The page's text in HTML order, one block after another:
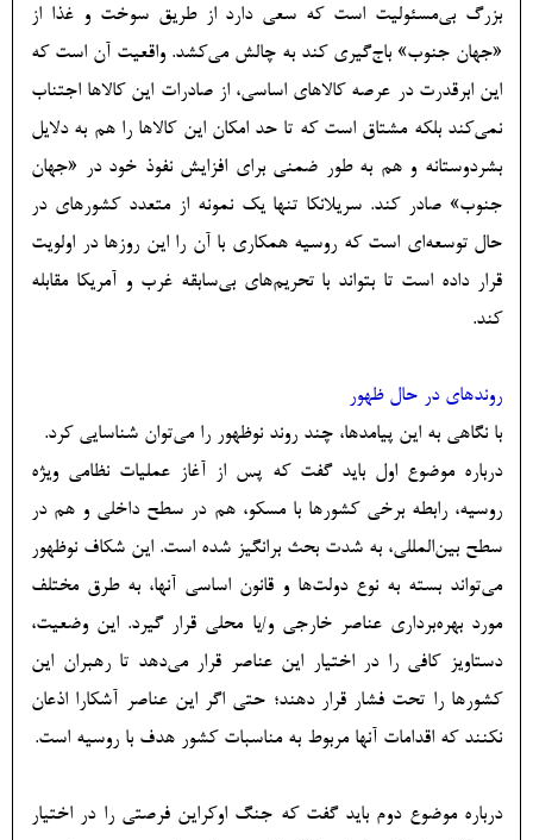
بزرگ بی‌مسئولیت است که سعی دارد از طریق سوخت و غذا از
«جهان جنوب» باج‌گیری کند به چالش می‌کشد. واقعیت آن است که
این ابرقدرت در عرصه کالاهای اساسی، از صادرات این کالاها اجتناب
نمی‌کند بلکه مشتاق است که تا حد امکان این کالاها را هم به دلایل
بشردوستانه و هم به طور ضمنی برای افزایش نفوذ خود در «جهان
جنوب» صادر کند. سریلانکا تنها یک نمونه از متعدد کشورهای در
حال توسعه‌ای است که روسیه همکاری با آن را این روزها در اولویت
قرار داده است تا بتواند با تحریم‌های بی‌سابقه غرب و آمریکا مقابله
کند.
روندهای در حال ظهور
با نگاهی به این پیامدها، چند روند نوظهور را می‌توان شناسایی کرد.
درباره موضوع اول باید گفت که پس از آغاز عملیات نظامی ویژه
روسیه، رابطه برخی کشورها با مسکو، هم در سطح داخلی و هم در
سطح بین‌المللی، به شدت بحث برانگیز شده است. این شکاف نوظهور
می‌تواند بسته به نوع دولت‌ها و قانون اساسی آنها، به طرق مختلف
مورد بهره‌برداری عناصر خارجی و/یا محلی قرار گیرد. این وضعیت،
دستاویز کافی را در اختیار این عناصر قرار می‌دهد تا رهبران این
کشورها را تحت فشار قرار دهند؛ حتی اگر این عناصر آشکارا اذعان
نکنند که اقدامات آنها مربوط به مناسبات کشور هدف با روسیه است.
درباره موضوع دوم باید گفت که جنگ اوکراین فرصتی را در اختیار